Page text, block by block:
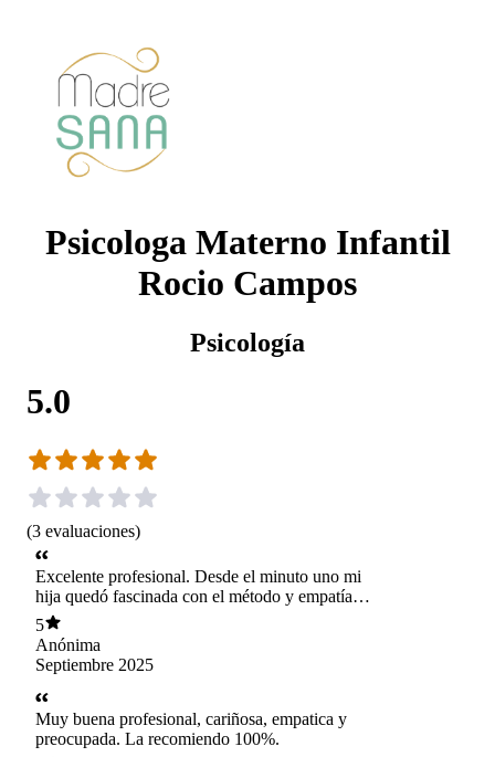
Psicologa Materno Infantil
Rocio Campos
Psicología
5.0
(3 evaluaciones)
Excelente profesional. Desde el minuto uno mi
hija quedó fascinada con el método y empatía de
la doctora .
5
Anónima
Septiembre 2025
Muy buena profesional, cariñosa, empatica y
preocupada. La recomiendo 100%.